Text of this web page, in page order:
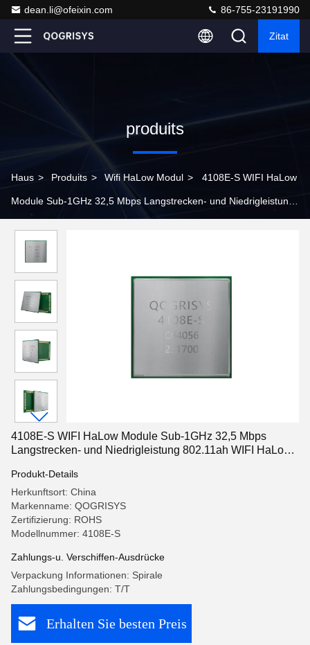
dean.li@ofeixin.com 86-755-23191990
Zitat
produits
Haus > Produits > Wifi HaLow Modul > 4108E-S WIFI HaLow
Module Sub-1GHz 32,5 Mbps Langstrecken- und Niedrigleistung
4108E-S WIFI HaLow Module Sub-1GHz 32,5 Mbps
Langstrecken- und Niedrigleistung 802.11ah WIFI HaLow
Produkt-Details
Herkunftsort: China
Markenname: QOGRISYS
Zertifizierung: ROHS
Modellnummer: 4108E-S
Zahlungs-u. Verschiffen-Ausdrücke
Verpackung Informationen: Spirale
Zahlungsbedingungen: T/T
Erhalten Sie besten Preis